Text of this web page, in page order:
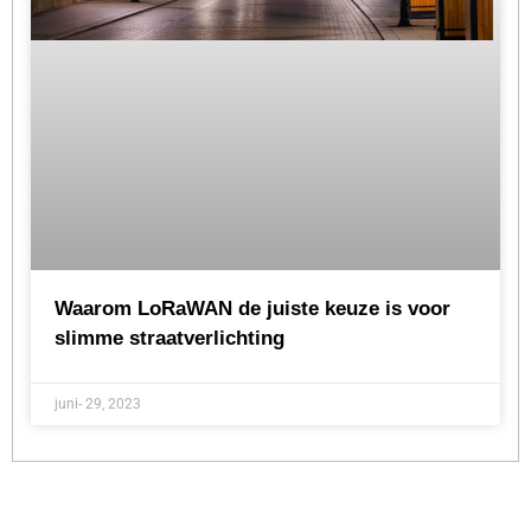
Waarom LoRaWAN de juiste keuze is voor
slimme straatverlichting
juni- 29, 2023